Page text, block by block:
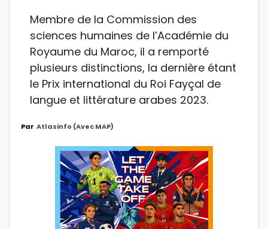
Membre de la Commission des
sciences humaines de l’Académie du
Royaume du Maroc, il a remporté
plusieurs distinctions, la dernière étant
le Prix international du Roi Fayçal de
langue et littérature arabes 2023.
Par Atlasinfo (avec MAP)